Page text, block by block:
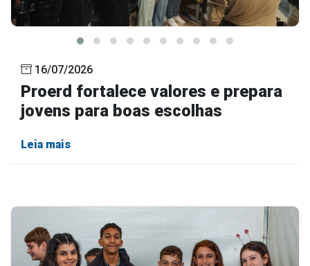
16/07/2026
Proerd fortalece valores e prepara
jovens para boas escolhas
Leia mais